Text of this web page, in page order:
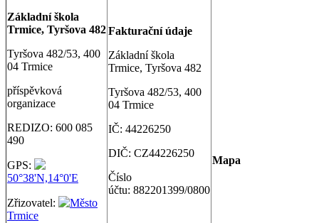
Základní škola
Trmice, Tyršova 482
Tyršova 482/53, 400
04 Trmice
příspěvková
organizace
REDIZO: 600 085
490
GPS:
50°38'N,14°0'E
Zřizovatel:
Město
Trmice
Fakturační údaje
Základní škola
Trmice, Tyršova 482
Tyršova 482/53, 400
04 Trmice
IČ: 44226250
DIČ: CZ44226250
Číslo
účtu: 882201399/0800
Mapa